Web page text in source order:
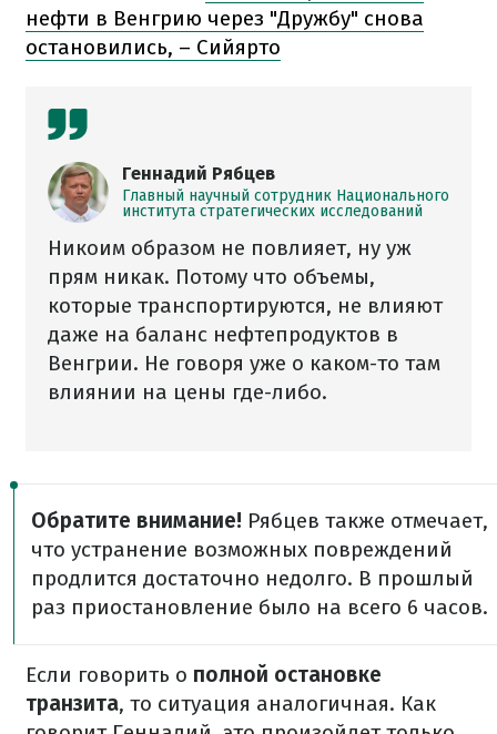
нефти в Венгрию через "Дружбу" снова
остановились, – Сийярто
Геннадий Рябцев
Главный научный сотрудник Национального
института стратегических исследований
Никоим образом не повлияет, ну уж
прям никак. Потому что объемы,
которые транспортируются, не влияют
даже на баланс нефтепродуктов в
Венгрии. Не говоря уже о каком-то там
влиянии на цены где-либо.
Обратите внимание! Рябцев также отмечает,
что устранение возможных повреждений
продлится достаточно недолго. В прошлый
раз приостановление было на всего 6 часов.
Если говорить о полной остановке
транзита, то ситуация аналогичная. Как